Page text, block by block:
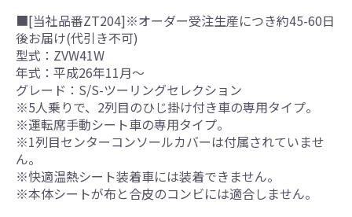
■[当社品番ZT204]※オーダー受注生産につき約45-60日
後お届け(代引き不可)
型式：ZVW41W
年式：平成26年11月～
グレード：S/S-ツーリングセレクション
※5人乗りで、2列目のひじ掛け付き車の専用タイプ。
※運転席手動シート車の専用タイプ。
※1列目センターコンソールカバーは付属されていませ
ん。
※快適温熱シート装着車には装着できません。
※本体シートが布と合皮のコンビには適合しません。